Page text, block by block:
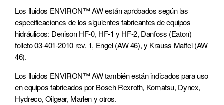
Los fluidos ENVIRON™ AW están aprobados según las
especificaciones de los siguientes fabricantes de equipos
hidráulicos: Denison HF-0, HF-1 y HF-2, Danfoss (Eaton)
folleto 03-401-2010 rev. 1, Engel (AW 46), y Krauss Maffei (AW
46).
Los fluidos ENVIRON™ AW también están indicados para uso
en equipos fabricados por Bosch Rexroth, Komatsu, Dynex,
Hydreco, Oilgear, Marlen y otros.